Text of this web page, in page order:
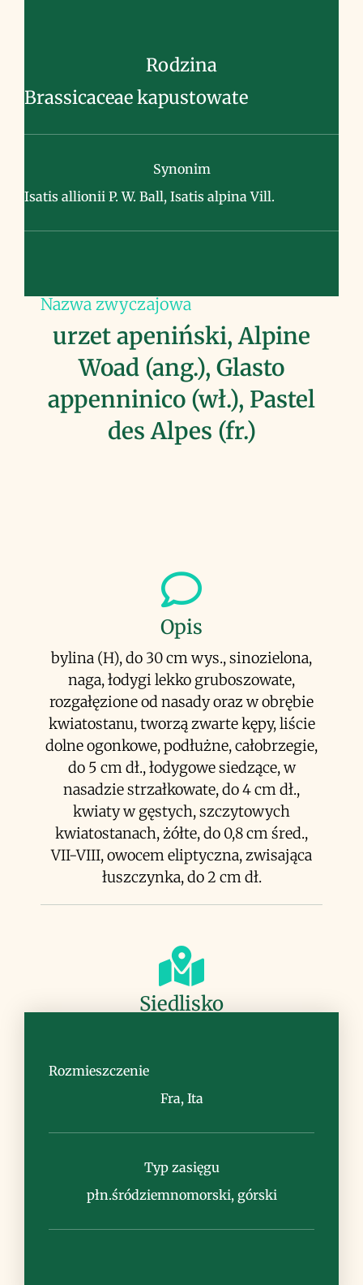
Rodzina
Brassicaceae kapustowate
Synonim
Isatis allionii P. W. Ball, Isatis alpina Vill.
Nazwa zwyczajowa
urzet apeniński, Alpine
Woad (ang.), Glasto
appenninico (wł.), Pastel
des Alpes (fr.)
Opis
bylina (H), do 30 cm wys., sinozielona,
naga, łodygi lekko gruboszowate,
rozgałęzione od nasady oraz w obrębie
kwiatostanu, tworzą zwarte kępy, liście
dolne ogonkowe, podłużne, całobrzegie,
do 5 cm dł., łodygowe siedzące, w
nasadzie strzałkowate, do 4 cm dł.,
kwiaty w gęstych, szczytowych
kwiatostanach, żółte, do 0,8 cm śred.,
VII-VIII, owocem eliptyczna, zwisająca
łuszczynka, do 2 cm dł.
Siedlisko
Uwagi
Rozmieszczenie
Fra, Ita
Typ zasięgu
płn.śródziemnomorski, górski